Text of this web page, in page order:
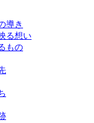
導き
る想い
もの